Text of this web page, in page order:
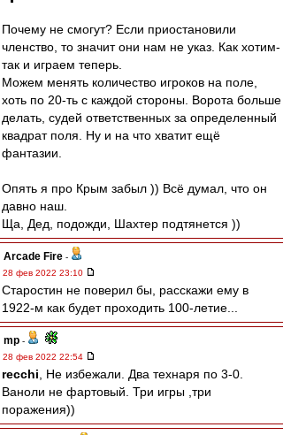
Почему не смогут? Если приостановили
членство, то значит они нам не указ. Как хотим-
так и играем теперь.
Можем менять количество игроков на поле,
хоть по 20-ть с каждой стороны. Ворота больше
делать, судей ответственных за определенный
квадрат поля. Ну и на что хватит ещё
фантазии.
Опять я про Крым забыл )) Всё думал, что он
давно наш.
Ща, Дед, подожди, Шахтер подтянется ))
Arcade Fire -
28 фев 2022 23:10
Старостин не поверил бы, расскажи ему в
1922-м как будет проходить 100-летие...
mp -
28 фев 2022 22:54
recchi , Не избежали. Два технаря по 3-0.
Ваноли не фартовый. Три игры ,три
поражения))